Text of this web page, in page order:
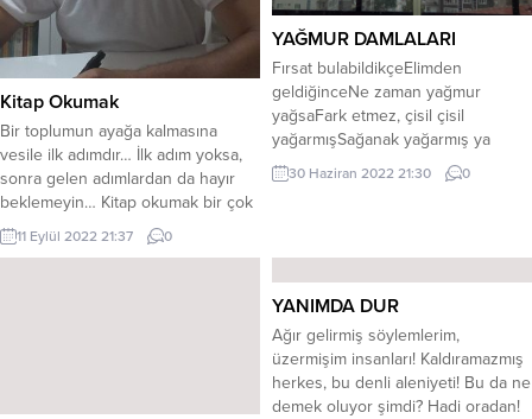
Kitap Okumak
Bir toplumun ayağa kalmasına
vesile ilk adımdır… İlk adım yoksa,
sonra gelen adımlardan da hayır
beklemeyin… Kitap okumak bir çok
şeyin de doğru yapılmasının
zeminidir… Her ne kadar bir
11 Eylül 2022 21:37 0
YAĞMUR DAMLALARI
Fırsat bulabildikçeElimden
geldiğinceNe zaman yağmur
yağsaFark etmez, çisil çisil
yağarmışSağanak yağarmış ya
daAldırmadan gök
gürültüsüneÇayımı, kahvemi elime
birlikte “Rabb’im felaketlerden
korusun”Diye dualar ederken bir
yandanTekrar tekrar
şükrederimYüce Allah’ın
rahmetineYağan her yağmur
damlasındaYüreğime düşen
huzurun her zerresineSonsuz bir
30 Haziran 2022 21:30 0
YANIMDA DUR
Ağır gelirmiş söylemlerim,
üzermişim insanları! Kaldıramazmış
herkes, bu denli aleniyeti! Bu da ne
demek oluyor şimdi? Hadi oradan!